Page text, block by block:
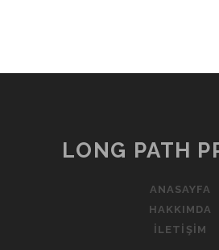
LONG PATH
ANASAYFA
HAKKIMDA
İLETIŞIM